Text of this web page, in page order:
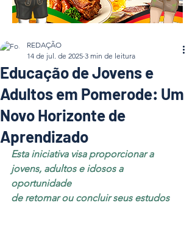
Educação de Jovens e
Adultos em Pomerode: Um
Novo Horizonte de
Aprendizado
REDAÇÃO
14 de jul. de 2025 3 min de leitura
Esta iniciativa visa proporcionar a
jovens, adultos e idosos a
oportunidade
de retomar ou concluir seus estudos